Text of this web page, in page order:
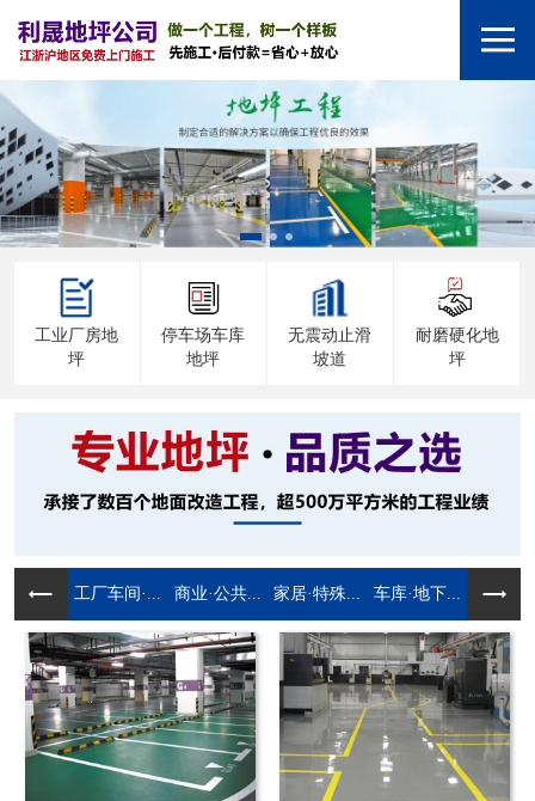
工业厂房地
坪
停车场车库
地坪
无震动止滑
坡道
耐磨硬化地
坪
工厂车间·... 商业·公共... 家居·特殊... 车库·地下...